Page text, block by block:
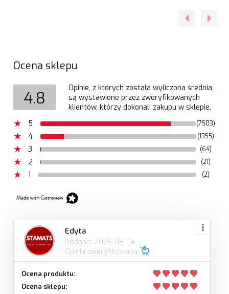
Ocena sklepu
4.8
Opinie, z których została wyliczona średnia,
są wystawione przez zweryfikowanych
klientów, którzy dokonali zakupu w sklepie.
5
(7503)
4 (1355)
3 (64)
2 (21)
1 (2)
Edyta
Dodano: 2026-08-04
Opinia zweryfikowana
Ocena produktu:
Ocena sklepu: